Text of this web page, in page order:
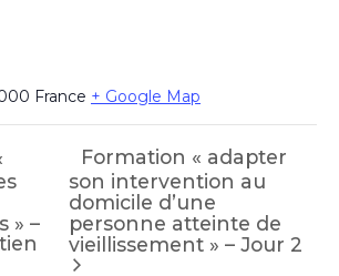
France + Google Map
» –
Formation « adapter
son intervention au
domicile d’une
personne atteinte de
vieillissement » – Jour 2